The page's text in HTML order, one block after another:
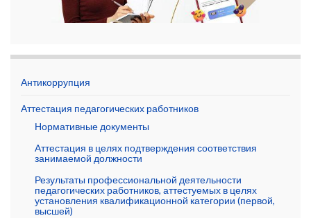
Антикоррупция
Аттестация педагогических работников
Нормативные документы
Аттестация в целях подтверждения соответствия
занимаемой должности
Результаты профессиональной деятельности
педагогических работников, аттестуемых в целях
установления квалификационной категории (первой,
высшей)